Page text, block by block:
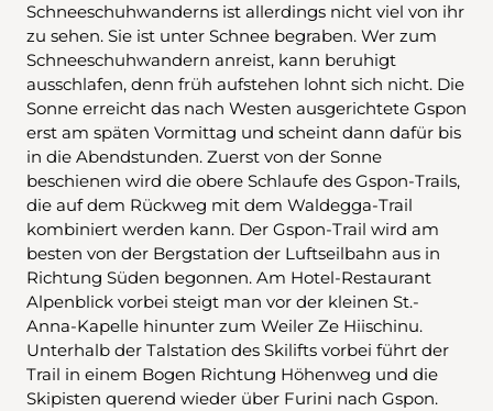
Schneeschuhwanderns ist allerdings nicht viel von ihr
zu sehen. Sie ist unter Schnee begraben. Wer zum
Schneeschuhwandern anreist, kann beruhigt
ausschlafen, denn früh aufstehen lohnt sich nicht. Die
Sonne erreicht das nach Westen ausgerichtete Gspon
erst am späten Vormittag und scheint dann dafür bis
in die Abendstunden. Zuerst von der Sonne
beschienen wird die obere Schlaufe des Gspon-Trails,
die auf dem Rückweg mit dem Waldegga-Trail
kombiniert werden kann. Der Gspon-Trail wird am
besten von der Bergstation der Luftseilbahn aus in
Richtung Süden begonnen. Am Hotel-Restaurant
Alpenblick vorbei steigt man vor der kleinen St.-
Anna-Kapelle hinunter zum Weiler Ze Hiischinu.
Unterhalb der Talstation des Skilifts vorbei führt der
Trail in einem Bogen Richtung Höhenweg und die
Skipisten querend wieder über Furini nach Gspon.